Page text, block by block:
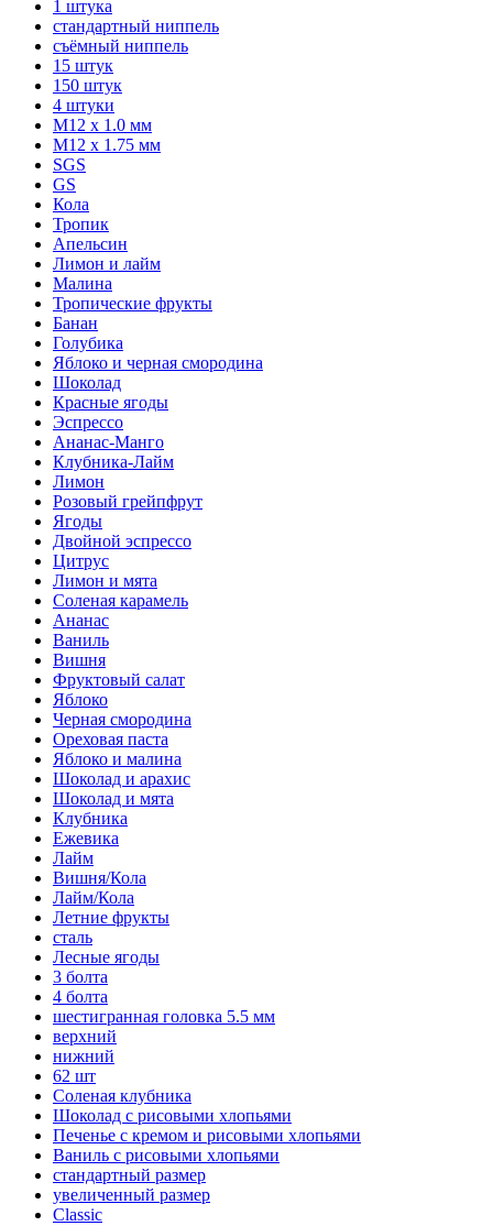
1 штука
стандартный ниппель
съёмный ниппель
15 штук
150 штук
4 штуки
М12 x 1.0 мм
М12 x 1.75 мм
SGS
GS
Кола
Тропик
Апельсин
Лимон и лайм
Малина
Тропические фрукты
Банан
Голубика
Яблоко и черная смородина
Шоколад
Красные ягоды
Эспрессо
Ананас-Манго
Клубника-Лайм
Лимон
Розовый грейпфрут
Ягоды
Двойной эспрессо
Цитрус
Лимон и мята
Соленая карамель
Ананас
Ваниль
Вишня
Фруктовый салат
Яблоко
Черная смородина
Ореховая паста
Яблоко и малина
Шоколад и арахис
Шоколад и мята
Клубника
Ежевика
Лайм
Вишня/Кола
Лайм/Кола
Летние фрукты
сталь
Лесные ягоды
3 болта
4 болта
шестигранная головка 5.5 мм
верхний
нижний
62 шт
Соленая клубника
Шоколад с рисовыми хлопьями
Печенье с кремом и рисовыми хлопьями
Ваниль с рисовыми хлопьями
стандартный размер
увеличенный размер
Classic